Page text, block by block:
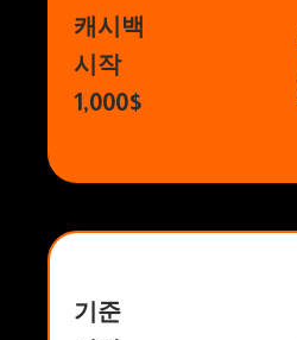
캐시백
시작
1,000$
기준